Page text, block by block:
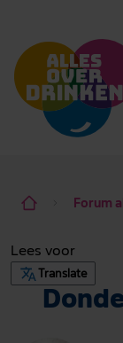
Lees voor
Translate